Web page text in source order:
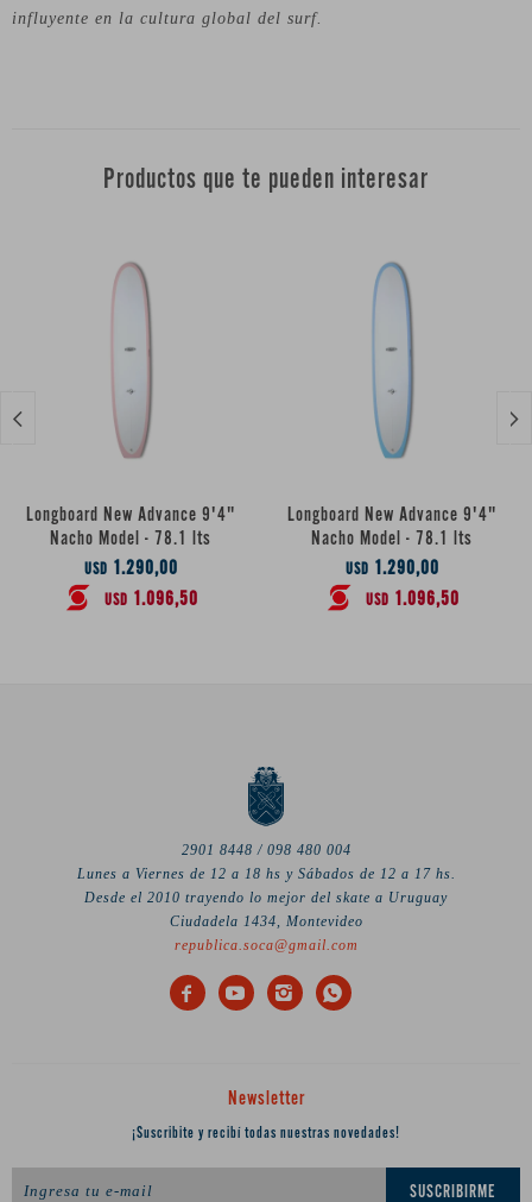
influyente en la cultura global del surf.
Productos que te pueden interesar
Longboard New Advance 9'4"
Nacho Model - 78.1 lts
USD 1.290,00
USD 1.096,50
Longboard New Advance 9'4"
Nacho Model - 78.1 lts
USD 1.290,00
USD 1.096,50
 
2901 8448 / 098 480 004
Lunes a Viernes de 12 a 18 hs y Sábados de 12 a 17 hs.
Desde el 2010 trayendo lo mejor del skate a Uruguay
Ciudadela 1434, Montevideo
republica.soca@gmail.com
   
Newsletter
¡Suscribite y recibí todas nuestras novedades!
SUSCRIBIRME